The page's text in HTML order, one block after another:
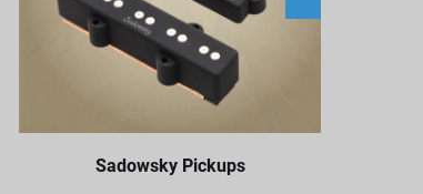
Sadowsky Pickups